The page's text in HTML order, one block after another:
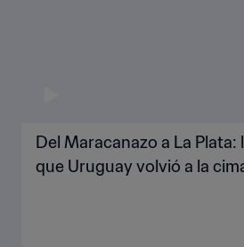
Del Maracanazo a La Plata:
que Uruguay volvió a la